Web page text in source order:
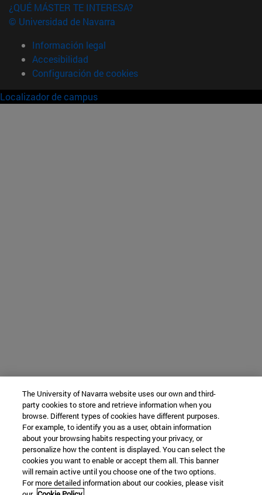
¿QUÉ MÁSTER TE INTERESA?
© Universidad de Navarra
Información legal
Accesibilidad
Configuración de cookies
Localizador de campus
The University of Navarra website uses our own and third-
party cookies to store and retrieve information when you
browse. Different types of cookies have different purposes.
For example, to identify you as a user, obtain information
about your browsing habits respecting your privacy, or
personalize how the content is displayed. You can select the
cookies you want to enable or accept them all. This banner
will remain active until you choose one of the two options.
For more detailed information about our cookies, please visit